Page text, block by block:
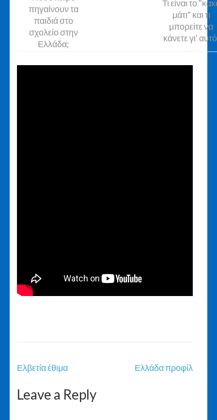
πηγαίνουν τα
παιδιά στο
σχολείο στην
Ελλάδα;
Τι είναι το
μάτι" και τι
μπορείτε να
κάνετε γι'
Post
navigation
Ελβετία έθιμα Ελλάδα προφίλ
Leave a Reply